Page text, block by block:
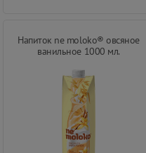
Напиток ne moloko® овсяное
ванильное 1000 мл.